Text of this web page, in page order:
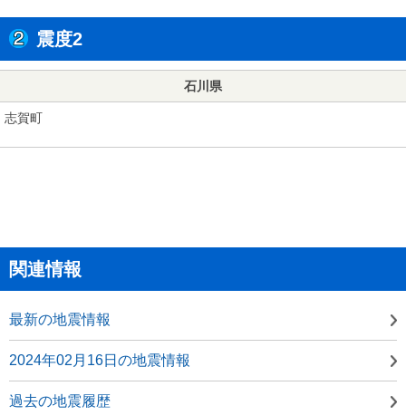
震度2
石川県
志賀町
関連情報
最新の地震情報
2024年02月16日の地震情報
過去の地震履歴